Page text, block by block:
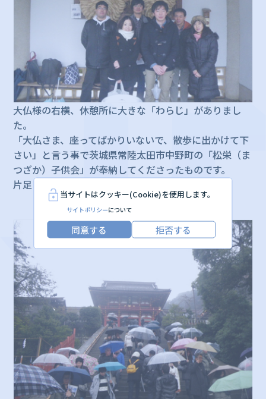
当サイトはクッキー(Cookie)を使用します。
サイトポリシーについて
同意する 拒否する
大仏様の右横、休憩所に大きな「わらじ」がありまし
た。
「大仏さま、座ってばかりいないで、散歩に出かけて下
さい」と言う事で茨城県常陸太田市中野町の「松栄（ま
つざか）子供会」が奉納してくださったものです。
片足９０㎝×１８０㎝,約４５㎏